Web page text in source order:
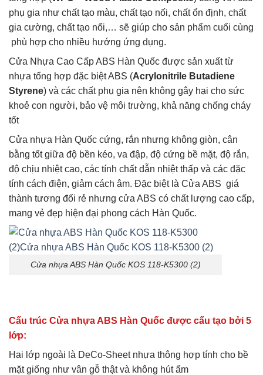
phụ gia như chất tạo màu, chất tạo nối, chất ổn định, chất
gia cường, chất tạo nổi,… sẽ giúp cho sản phẩm cuối cùng
phù hợp cho nhiều hướng ứng dụng.
Cửa Nhựa Cao Cấp ABS Hàn Quốc được sản xuất từ
nhựa tổng hợp đặc biệt ABS (Acrylonitrile Butadiene
Styrene) và các chất phụ gia nên không gây hại cho sức
khoẻ con người, bảo vệ môi trường, khả năng chống cháy
tốt
Cửa nhựa Hàn Quốc cứng, rắn nhưng không giòn, cân
bằng tốt giữa độ bền kéo, va đập, độ cứng bề mặt, độ rắn,
độ chịu nhiệt cao, các tính chất dẫn nhiệt thấp và các đặc
tính cách điện, giảm cách âm. Đặc biệt là Cửa ABS giá
thành tương đối rẻ nhưng cửa ABS có chất lượng cao cấp,
mang vẻ đẹp hiện đại phong cách Hàn Quốc.
Cửa nhựa ABS Hàn Quốc KOS 118-K5300 (2)
Cấu trúc Cửa nhựa ABS Hàn Quốc được cấu tạo bởi 5
lớp:
Hai lớp ngoài là DeCo-Sheet nhựa thông hợp tính cho bề
mặt giống như vân gỗ thật và không hút ẩm